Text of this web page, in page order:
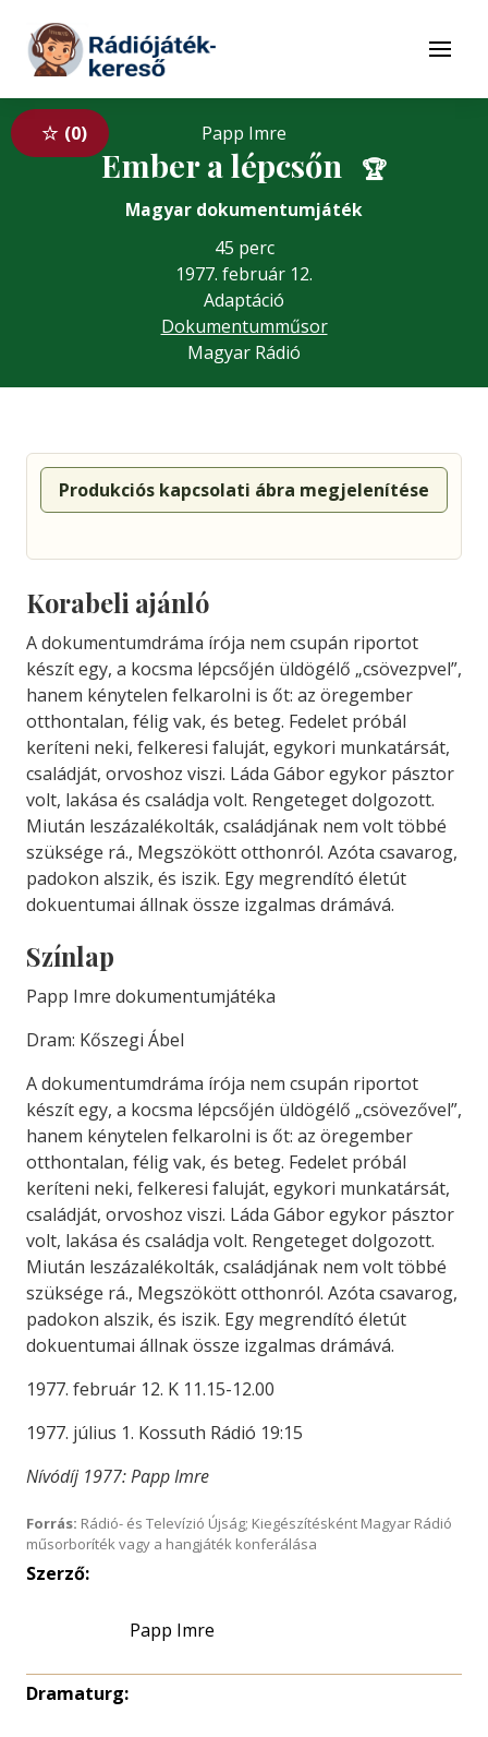
Tovább a tartalomhoz
Menü
0 Papp Imre
Ember a lépcsőn 🏆
Magyar dokumentumjáték
45 perc
1977. február 12.
Adaptáció
Dokumentumműsor
Magyar Rádió
Produkciós kapcsolati ábra megjelenítése
Korabeli ajánló
A dokumentumdráma írója nem csupán riportot
készít egy, a kocsma lépcsőjén üldögélő „csövezpvel”,
hanem kénytelen felkarolni is őt: az öregember
otthontalan, félig vak, és beteg. Fedelet próbál
keríteni neki, felkeresi faluját, egykori munkatársát,
családját, orvoshoz viszi. Láda Gábor egykor pásztor
volt, lakása és családja volt. Rengeteget dolgozott.
Miután leszázalékolták, családjának nem volt többé
szüksége rá., Megszökött otthonról. Azóta csavarog,
padokon alszik, és iszik. Egy megrendító életút
dokuentumai állnak össze izgalmas drámává.
Színlap
Papp Imre dokumentumjátéka
Dram: Kőszegi Ábel
A dokumentumdráma írója nem csupán riportot
készít egy, a kocsma lépcsőjén üldögélő „csövezővel”,
hanem kénytelen felkarolni is őt: az öregember
otthontalan, félig vak, és beteg. Fedelet próbál
keríteni neki, felkeresi faluját, egykori munkatársát,
családját, orvoshoz viszi. Láda Gábor egykor pásztor
volt, lakása és családja volt. Rengeteget dolgozott.
Miután leszázalékolták, családjának nem volt többé
szüksége rá., Megszökött otthonról. Azóta csavarog,
padokon alszik, és iszik. Egy megrendító életút
dokuentumai állnak össze izgalmas drámává.
1977. február 12. K 11.15-12.00
1977. július 1. Kossuth Rádió 19:15
Nívódíj 1977: Papp Imre
Forrás: Rádió- és Televízió Újság; Kiegészítésként Magyar Rádió
műsorboríték vagy a hangjáték konferálása
Szerző:
Papp Imre
Dramaturg: